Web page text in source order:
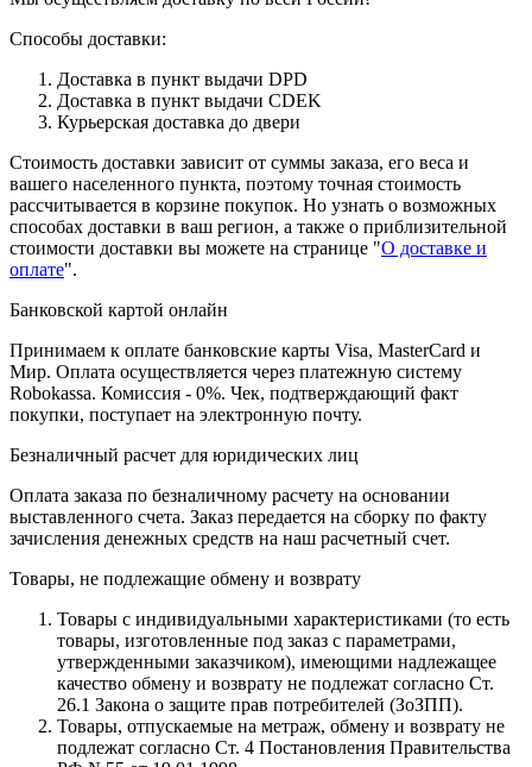
Способы доставки:
Доставка в пункт выдачи DPD
Доставка в пункт выдачи CDEK
Курьерская доставка до двери
Стоимость доставки зависит от суммы заказа, его веса и
вашего населенного пункта, поэтому точная стоимость
рассчитывается в корзине покупок. Но узнать о возможных
способах доставки в ваш регион, а также о приблизительной
стоимости доставки вы можете на странице "О доставке и
оплате".
Банковской картой онлайн
Принимаем к оплате банковские карты Visa, MasterCard и
Мир. Оплата осуществляется через платежную систему
Robokassa. Комиссия - 0%. Чек, подтверждающий факт
покупки, поступает на электронную почту.
Безналичный расчет для юридических лиц
Оплата заказа по безналичному расчету на основании
выставленного счета. Заказ передается на сборку по факту
зачисления денежных средств на наш расчетный счет.
Товары, не подлежащие обмену и возврату
Товары с индивидуальными характеристиками (то есть
товары, изготовленные под заказ с параметрами,
утвержденными заказчиком), имеющими надлежащее
качество обмену и возврату не подлежат согласно Ст.
26.1 Закона о защите прав потребителей (ЗоЗПП).
Товары, отпускаемые на метраж, обмену и возврату не
подлежат согласно Ст. 4 Постановления Правительства